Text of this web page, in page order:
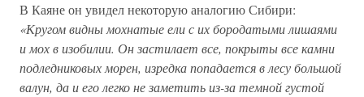
В Каяне он увидел некоторую аналогию Сибири:
«Кругом видны мохнатые ели с их бородатыми лишаями
и мох в изобилии. Он застилает все, покрыты все камни
подледниковых морен, изредка попадается в лесу большой
валун, да и его легко не заметить из-за темной густой